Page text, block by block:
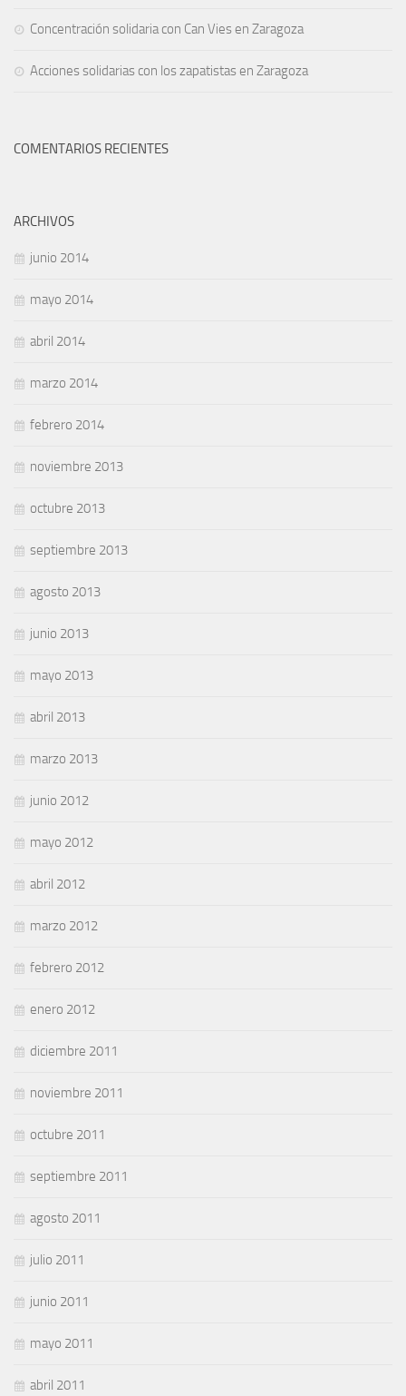
Concentración solidaria con Can Vies en Zaragoza
Acciones solidarias con los zapatistas en Zaragoza
COMENTARIOS RECIENTES
ARCHIVOS
junio 2014
mayo 2014
abril 2014
marzo 2014
febrero 2014
noviembre 2013
octubre 2013
septiembre 2013
agosto 2013
junio 2013
mayo 2013
abril 2013
marzo 2013
junio 2012
mayo 2012
abril 2012
marzo 2012
febrero 2012
enero 2012
diciembre 2011
noviembre 2011
octubre 2011
septiembre 2011
agosto 2011
julio 2011
junio 2011
mayo 2011
abril 2011